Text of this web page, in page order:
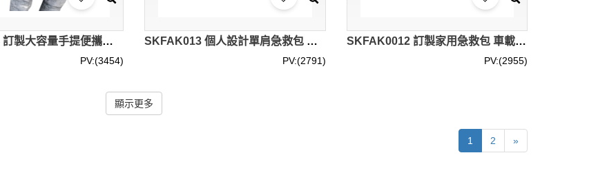
SKFAK014 訂製大容量手提便攜急救包 設計多功能收納急救包 反光條 急救包供應商 野外求生 露營 旅行 團體活動 社區 學校
PV:(3454)
SKFAK013 個人設計單肩急救包 容量大 野外求生 露營 旅行 團體活動 社區 學校 設計反光條多功能急救包 急救包供應商 舒適背帶 收納急救包
PV:(2791)
SKFAK0012 訂製家用急救包 車載 戶外 露營 團體活動 學校 社區 辦公室 設計分類收納急救包 急救包中心 反光條
PV:(2955)
顯示更多
1 2 »